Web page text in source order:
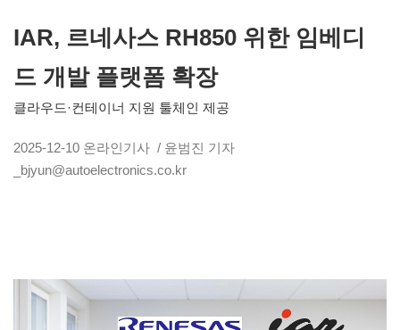
IAR, 르네사스 RH850 위한 임베디
드 개발 플랫폼 확장
클라우드·컨테이너 지원 툴체인 제공
2025-12-10 온라인기사 / 윤범진 기자
_bjyun@autoelectronics.co.kr